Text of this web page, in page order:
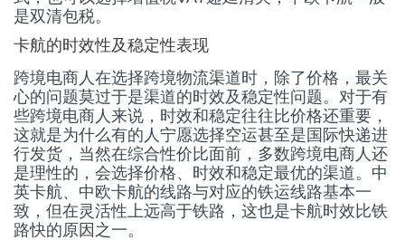
是双清包税。
卡航的时效性及稳定性表现
跨境电商人在选择跨境物流渠道时，除了价格，最关
心的问题莫过于是渠道的时效及稳定性问题。对于有
些跨境电商人来说，时效和稳定往往比价格还重要，
这就是为什么有的人宁愿选择空运甚至是国际快递进
行发货，当然在综合性价比面前，多数跨境电商人还
是理性的，会选择价格、时效和稳定最优的渠道。中
英卡航、中欧卡航的线路与对应的铁运线路基本一
致，但在灵活性上远高于铁路，这也是卡航时效比铁
路快的原因之一。